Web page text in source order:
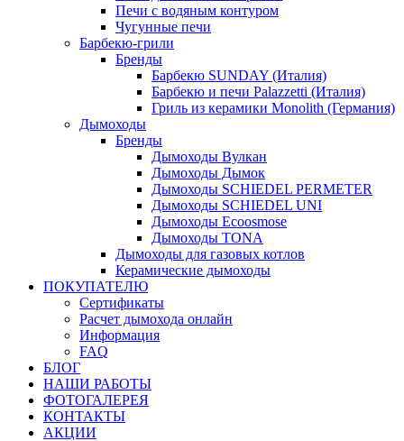
Печи с водяным контуром
Чугунные печи
Барбекю-грили
Бренды
Барбекю SUNDAY (Италия)
Барбекю и печи Palazzetti (Италия)
Гриль из керамики Monolith (Германия)
Дымоходы
Бренды
Дымоходы Вулкан
Дымоходы Дымок
Дымоходы SCHIEDEL PERMETER
Дымоходы SCHIEDEL UNI
Дымоходы Ecoosmose
Дымоходы TONA
Дымоходы для газовых котлов
Керамические дымоходы
ПОКУПАТЕЛЮ
Сертификаты
Расчет дымохода онлайн
Информация
FAQ
БЛОГ
НАШИ РАБОТЫ
ФОТОГАЛЕРЕЯ
КОНТАКТЫ
АКЦИИ